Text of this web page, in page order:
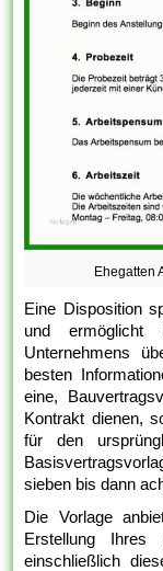
Ehegatten
Eine Disposition
und
Unternehmens
besten
eine,
Kontrakt dienen,
für den
sieben bis dann
Die Vorlage
Erstellung Ihres
einschließlich